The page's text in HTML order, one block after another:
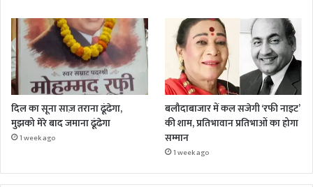
दिल का सूना साज़ तराना ढूंढेगा,
मुझको मेरे बाद जमाना ढूंढेगा
1 week ago
बलौदाबाजार में कल सजेगी ‘रफी नाइट’
की शाम, प्रतिभावान प्रतिभाओं का होगा
सम्मान
1 week ago